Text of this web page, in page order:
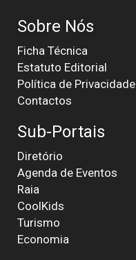
Sobre Nós
Ficha Técnica
Estatuto Editorial
Política de Privacidade
Contactos
Sub-Portais
Diretório
Agenda de Eventos
Raia
CoolKids
Turismo
Economia